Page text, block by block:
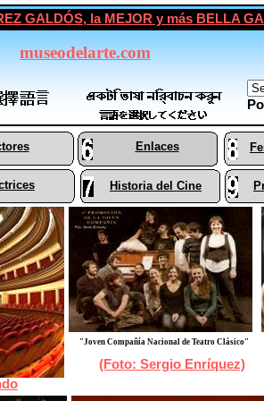
Historia del Cine
Enlaces
"Joven Compañía Nacional de Teatro Clásico"
(Foto: Sergio Enríquez)
GALDÓS, la MEJOR y más BELLA
museodelarte.com